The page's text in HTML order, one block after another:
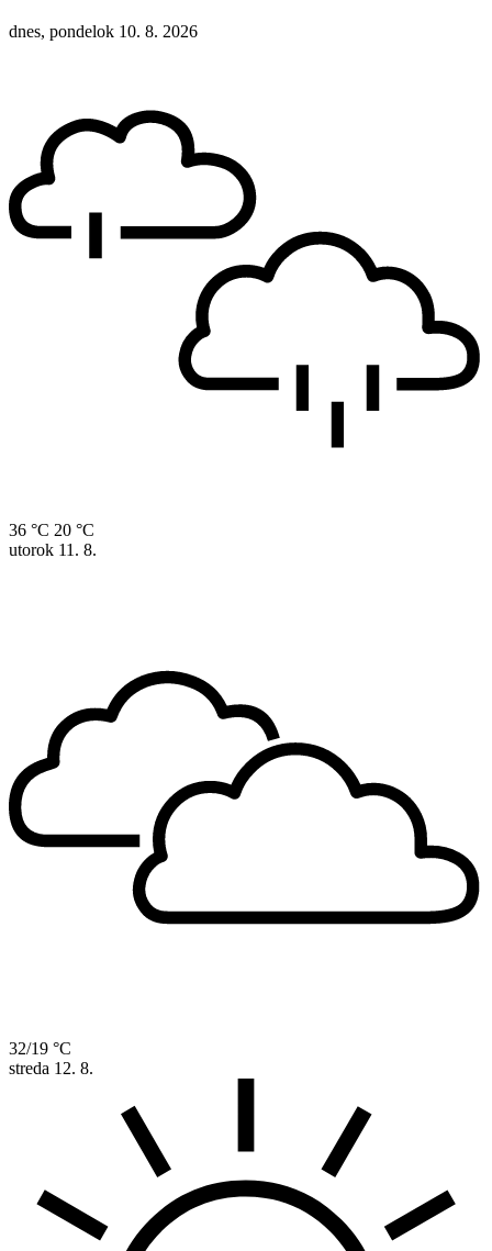
dnes, pondelok 10. 8. 2026
36 °C 20 °C
utorok 11. 8.
32/19 °C
streda 12. 8.